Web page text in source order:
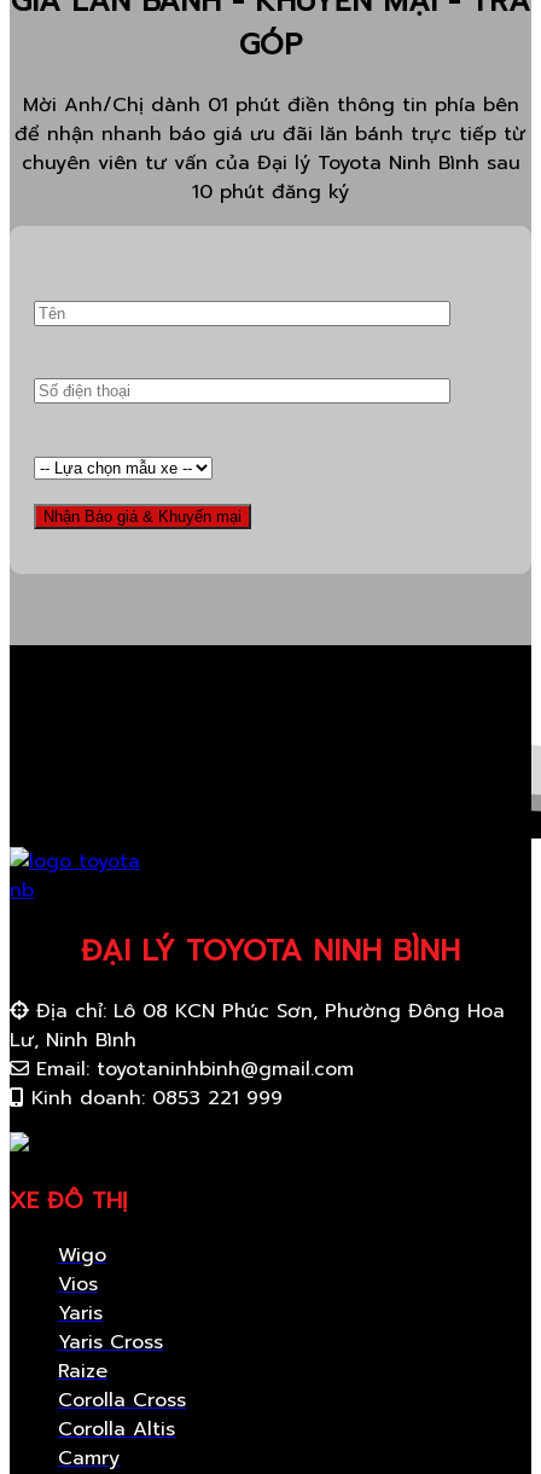
GÓP
Mời Anh/Chị dành 01 phút điền thông tin phía bên
để nhận nhanh báo giá ưu đãi lăn bánh trực tiếp từ
chuyên viên tư vấn của Đại lý Toyota Ninh Bình sau
10 phút đăng ký
ĐẠI LÝ TOYOTA NINH BÌNH
Địa chỉ: Lô 08 KCN Phúc Sơn, Phường Đông Hoa
Lư, Ninh Bình
Email: toyotaninhbinh@gmail.com
Kinh doanh: 0853 221 999
XE ĐÔ THỊ
Wigo
Vios
Yaris
Yaris Cross
Raize
Corolla Cross
Corolla Altis
Camry